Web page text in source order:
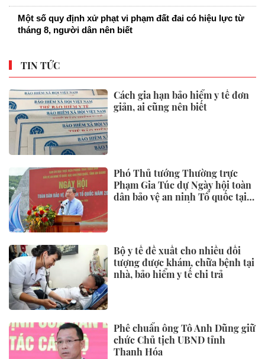
Một số quy định xử phạt vi phạm đất đai có hiệu lực từ
tháng 8, người dân nên biết
TIN TỨC
Cách gia hạn bảo hiểm y tế đơn
giản, ai cũng nên biết
Phó Thủ tướng Thường trực
Phạm Gia Túc dự Ngày hội toàn
dân bảo vệ an ninh Tổ quốc tại
Bộ y tế đề xuất cho nhiều đối
tượng được khám, chữa bệnh tại
nhà, bảo hiểm y tế chi trả
Phê chuẩn ông Tô Anh Dũng giữ
chức Chủ tịch UBND tỉnh
Thanh Hóa